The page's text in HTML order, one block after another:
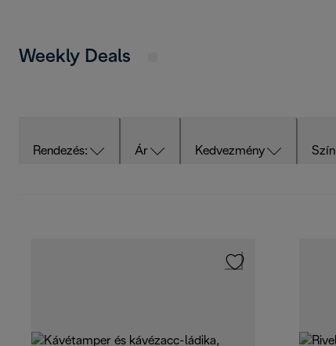
Weekly Deals
Rendezés: Ár Kedvezmény Szín